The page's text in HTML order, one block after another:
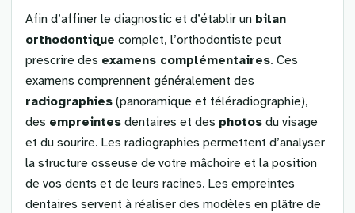
Afin d’affiner le diagnostic et d’établir un bilan
orthodontique complet, l’orthodontiste peut
prescrire des examens complémentaires. Ces
examens comprennent généralement des
radiographies (panoramique et téléradiographie),
des empreintes dentaires et des photos du visage
et du sourire. Les radiographies permettent d’analyser
la structure osseuse de votre mâchoire et la position
de vos dents et de leurs racines. Les empreintes
dentaires servent à réaliser des modèles en plâtre de